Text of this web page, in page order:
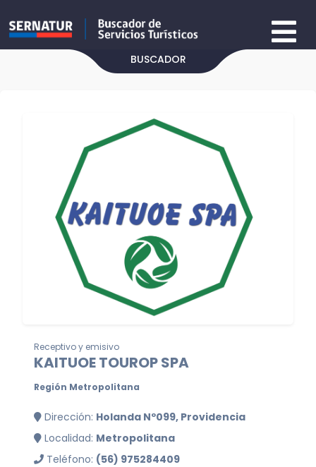
BUSCADOR
Receptivo y emisivo
KAITUOE TOUROP SPA
Región Metropolitana
Dirección: Holanda Nº099, Providencia
Localidad: Metropolitana
Teléfono: (56) 975284409